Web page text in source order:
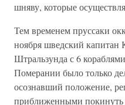
шняву, которые
Тем временем пруссаки
ноября шведский капитан
Штральзунда с 6
Померании было только
осознавший положение,
приближенными